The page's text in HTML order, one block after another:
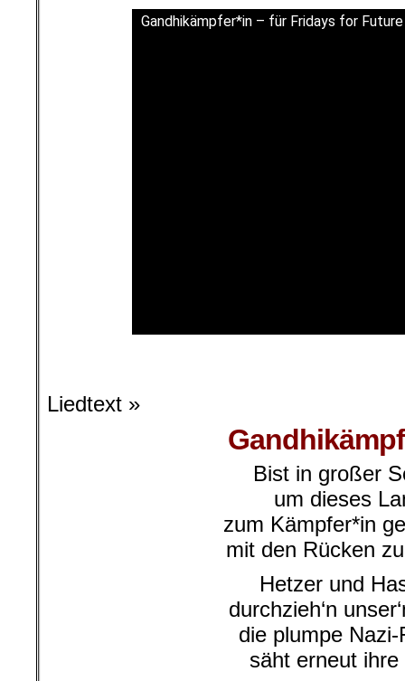
Gandhikämpfer*in – für Fridays for Future
Liedtext »
Bist in großer
um dieses
zum Kämpfer*in
mit den Rücken
Hetzer und
durchzieh‘n
die plumpe Nazi-
säht erneut ihre